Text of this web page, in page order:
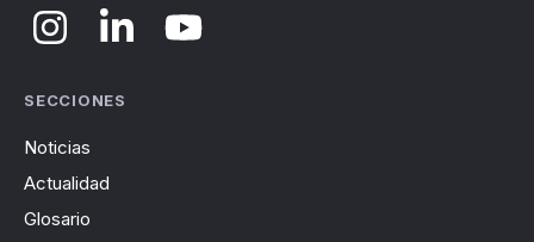
SECCIONES
Noticias
Actualidad
Glosario